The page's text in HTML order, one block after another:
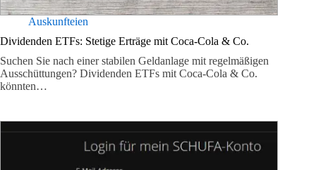
Auskunfteien
Dividenden ETFs: Stetige Erträge mit Coca-Cola & Co.
Suchen Sie nach einer stabilen Geldanlage mit regelmäßigen
Ausschüttungen? Dividenden ETFs mit Coca-Cola & Co.
könnten…